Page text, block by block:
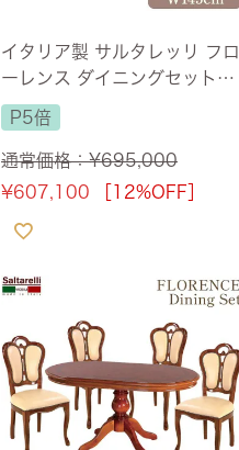
イタリア製 サルタレッリ フロ
ーレンス ダイニングセット5P
4人掛け パールホワイト 幅14
5cm 【送料無料/設置サービ
ス付】
P5倍
通常価格：¥695,000
¥607,100 ［12%OFF］